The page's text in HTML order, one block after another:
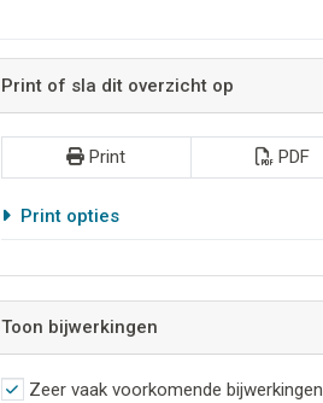
Print of sla dit overzicht op
Print PDF
Print opties
Toon bijwerkingen
Zeer vaak voorkomende bijwerkingen